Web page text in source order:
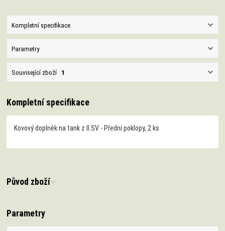
Kompletní specifikace
Parametry
Související zboží 1
Kompletní specifikace
Kovový doplněk na tank z II.SV - Přední poklopy, 2 ks
Původ zboží
Parametry